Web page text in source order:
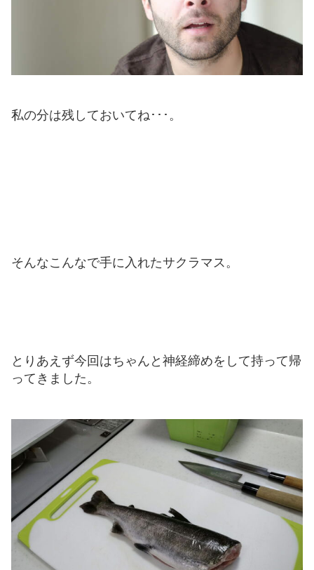
私の分は残しておいてね･･･。
そんなこんなで手に入れたサクラマス。
とりあえず今回はちゃんと神経締めをして持って帰
ってきました。